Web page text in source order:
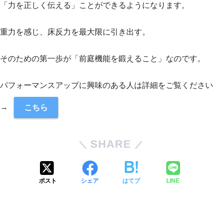
「力を正しく伝える」ことができるようになります。
重力を感じ、床反力を最大限に引き出す。
そのための第一歩が「前庭機能を鍛えること」なのです。
パフォーマンスアップに興味のある人は詳細をご覧ください
→ こちら
SHARE
ポスト シェア はてブ LINE